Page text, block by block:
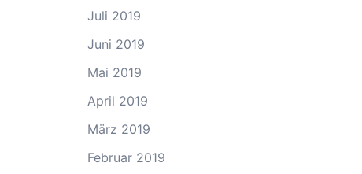
Juli 2019
Juni 2019
Mai 2019
April 2019
März 2019
Februar 2019